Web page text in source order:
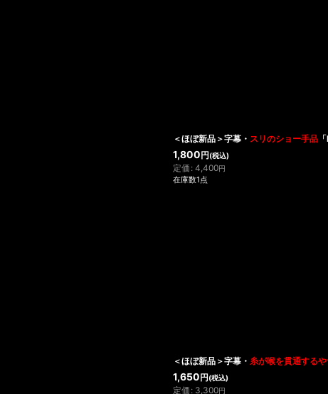
＜ほぼ新品＞字幕・ スリのショー手品
1,800 円 (税込)
定価 : 4,400円
在庫数1点
＜ほぼ新品＞字幕・ 糸が喉を貫通する
1,650 円 (税込)
定価 : 3,300円